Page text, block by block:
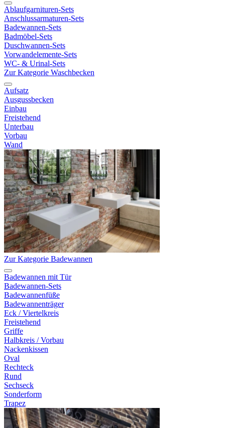
Ablaufgarnituren-Sets
Anschlussarmaturen-Sets
Badewannen-Sets
Badmöbel-Sets
Duschwannen-Sets
Vorwandelemente-Sets
WC- & Urinal-Sets
Zur Kategorie Waschbecken
Aufsatz
Ausgussbecken
Einbau
Freistehend
Unterbau
Vorbau
Wand
Zur Kategorie Badewannen
Badewannen mit Tür
Badewannen-Sets
Badewannenfüße
Badewannenträger
Eck / Viertelkreis
Freistehend
Griffe
Halbkreis / Vorbau
Nackenkissen
Oval
Rechteck
Rund
Sechseck
Sonderform
Trapez